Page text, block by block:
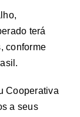
terá
conforme
Cooperativa
a seus